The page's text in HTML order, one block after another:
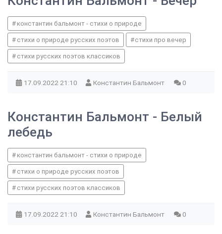
константин бальмонт - стихи о природе
стихи о природе русских поэтов стихи про вечер
стихи русских поэтов классиков
17.09.2022 21:10 Константин Бальмонт 0
Константин Бальмонт - Белый
лебедь
константин бальмонт - стихи о природе
стихи о природе русских поэтов
стихи русских поэтов классиков
17.09.2022 21:10 Константин Бальмонт 0